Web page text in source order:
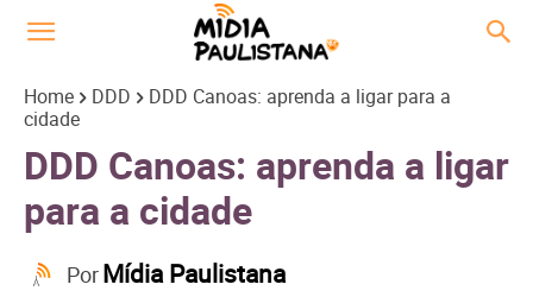
Home DDD
DDD Canoas: aprenda a ligar para a
cidade
DDD Canoas: aprenda a ligar
para a cidade
PorMídia Paulistana